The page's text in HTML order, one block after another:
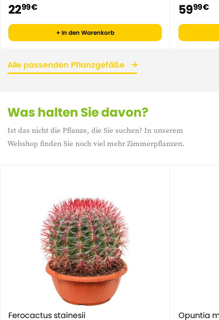
2299 €
+ In den Warenkorb
5999 €
Alle passenden Pflanzgefäße
Was halten Sie davon?
Ist das nicht die Pflanze, die Sie suchen? In unserem
Webshop finden Sie noch viel mehr Zimmerpflanzen.
Ferocactus stainesii Opuntia